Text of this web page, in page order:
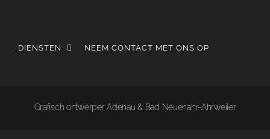
DIENSTEN NEEM CONTACT MET ONS OP
Grafisch ontwerper Adenau & Bad Neuenahr-Ahrweiler